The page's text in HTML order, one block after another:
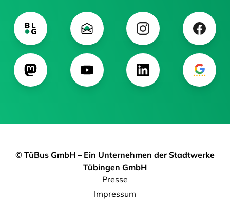
© TüBus GmbH – Ein Unternehmen der Stadtwerke
Tübingen GmbH
Presse
Impressum